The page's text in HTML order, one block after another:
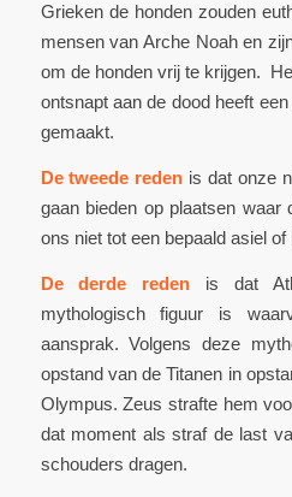
Grieken de honden zouden
mensen van Arche Noah en
om de honden vrij te krijgen.
ontsnapt aan de dood heeft
gemaakt.
De tweede reden is dat onze
gaan bieden op plaatsen waar
ons niet tot een bepaald asiel of
De derde reden is dat
mythologisch figuur is
aansprak. Volgens deze
opstand van de Titanen in
Olympus. Zeus strafte hem
dat moment als straf de last
schouders dragen.